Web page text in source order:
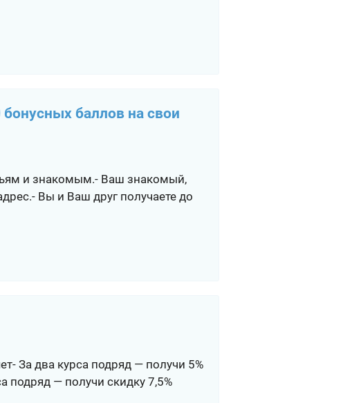
баллов на свои
и знакомым.- Ваш знакомый,
Вы и Ваш друг получаете до
За два курса подряд — получи 5%
подряд — получи скидку 7,5%